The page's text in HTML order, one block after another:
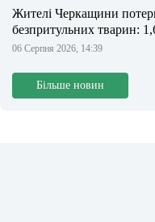
Жителі Черкащини
безпритульних тварин:
06 Серпня 2026, 14:39
Більше новин